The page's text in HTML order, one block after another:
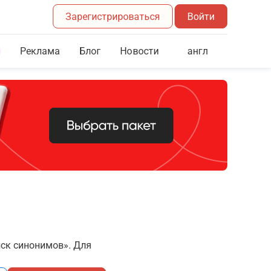
Зарегистрироваться Войти
Реклама Блог Новости англ
синонимов». Для